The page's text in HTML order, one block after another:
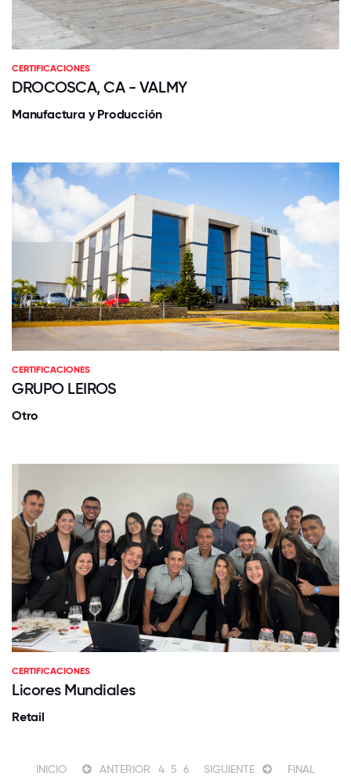
CERTIFICACIONES
DROCOSCA, CA - VALMY
Manufactura y Producción
CERTIFICACIONES
GRUPO LEIROS
Otro
CERTIFICACIONES
Licores Mundiales
Retail
INICIO ANTERIOR 4 5 6 SIGUIENTE FINAL